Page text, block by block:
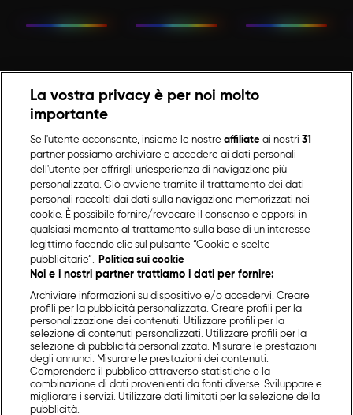
La vostra privacy è per noi molto
importante
Se l'utente acconsente, insieme le nostreaffiliateai nostri31
partner possiamo archiviare e accedere ai dati personali
dell'utente per offrirgli un'esperienza di navigazione più
personalizzata. Ciò avviene tramite il trattamento dei dati
personali raccolti dai dati sulla navigazione memorizzati nei
cookie. È possibile fornire/revocare il consenso e opporsi in
qualsiasi momento al trattamento sulla base di un interesse
legittimo facendo clic sul pulsante “Cookie e scelte
pubblicitarie”.
Politica sui cookie
Noi e i nostri partner trattiamo i dati per fornire:
Archiviare informazioni su dispositivo e/o accedervi. Creare
profili per la pubblicità personalizzata. Creare profili per la
personalizzazione dei contenuti. Utilizzare profili per la
selezione di contenuti personalizzati. Utilizzare profili per la
selezione di pubblicità personalizzata. Misurare le prestazioni
degli annunci. Misurare le prestazioni dei contenuti.
Comprendere il pubblico attraverso statistiche o la
combinazione di dati provenienti da fonti diverse. Sviluppare e
migliorare i servizi. Utilizzare dati limitati per la selezione della
pubblicità.